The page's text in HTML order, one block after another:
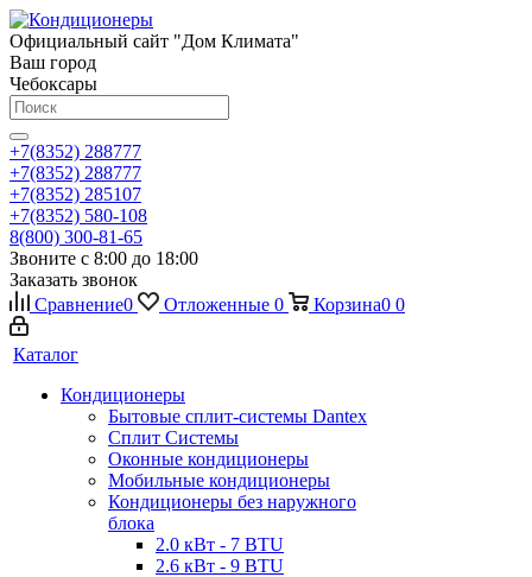
Официальный сайт "Дом Климата"
Ваш город
Чебоксары
+7(8352) 288777
+7(8352) 288777
+7(8352) 285107
+7(8352) 580-108
8(800) 300-81-65
Звоните с 8:00 до 18:00
Заказать звонок
Сравнение0 Отложенные 0 Корзина0 0
Каталог
Кондиционеры
Бытовые сплит-системы Dantex
Сплит Системы
Оконные кондиционеры
Мобильные кондиционеры
Кондиционеры без наружного
блока
2.0 кВт - 7 BTU
2.6 кВт - 9 BTU